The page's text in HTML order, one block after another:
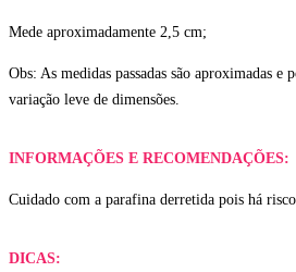
Mede aproximadamente 2,5 cm;
Obs: As medidas passadas são aproximadas e
variação leve de dimensões.
INFORMAÇÕES E RECOMENDAÇÕES:
Cuidado com a parafina derretida pois há
DICAS: